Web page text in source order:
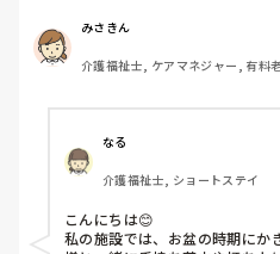
族が面会に来る…などでした。
していることがあればぜひシェ
みさきん
介護福祉士, ケアマネジャー, 有料
なる
介護福祉士, ショートステイ
こんにちは😊
私の施設では、お盆の時期にか